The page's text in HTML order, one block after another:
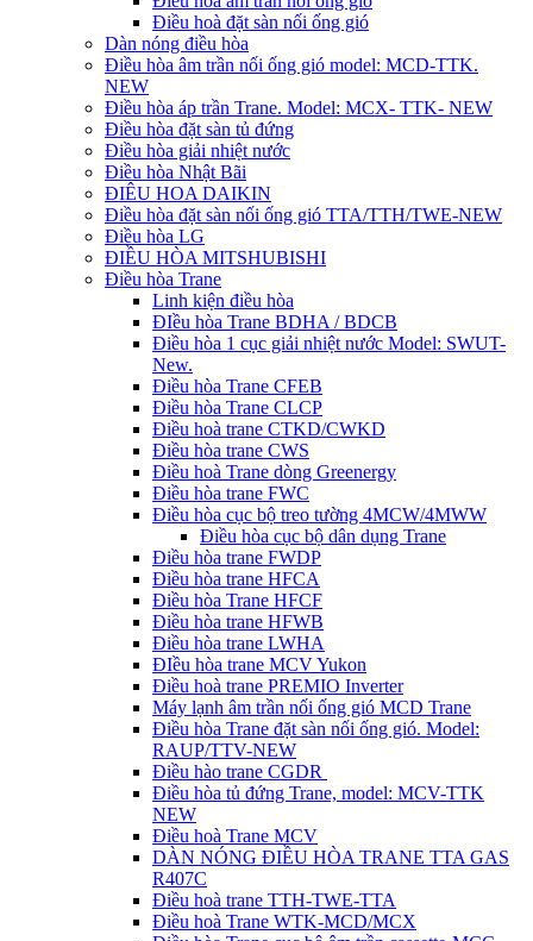
Điều hoà đặt sàn nối ống gió
Dàn nóng điều hòa
Điều hòa âm trần nối ống gió model: MCD-TTK.
NEW
Điều hòa áp trần Trane. Model: MCX- TTK- NEW
Điều hòa đặt sàn tủ đứng
Điều hòa giải nhiệt nước
Điều hòa Nhật Bãi
ĐIÊU HOA DAIKIN
Điều hòa đặt sàn nối ống gió TTA/TTH/TWE-NEW
Điều hòa LG
ĐIỀU HÒA MITSHUBISHI
Điều hòa Trane
Linh kiện điều hòa
ĐIều hòa Trane BDHA / BDCB
Điều hòa 1 cục giải nhiệt nước Model: SWUT-
New.
Điều hòa Trane CFEB
Điều hòa Trane CLCP
Điều hoà trane CTKD/CWKD
Điều hòa trane CWS
Điều hoà Trane dòng Greenergy
Điều hòa trane FWC
Điều hòa cục bộ treo tường 4MCW/4MWW
Điều hòa cục bộ dân dụng Trane
Điều hòa trane FWDP
Điều hòa trane HFCA
Điều hòa Trane HFCF
Điều hòa trane HFWB
Điều hòa trane LWHA
ĐIều hòa trane MCV Yukon
Điều hoà trane PREMIO Inverter
Máy lạnh âm trần nối ống gió MCD Trane
Điều hòa Trane đặt sàn nối ống gió. Model:
RAUP/TTV-NEW
Điều hào trane CGDR
Điều hòa tủ đứng Trane, model: MCV-TTK
NEW
Điều hoà Trane MCV
DÀN NÓNG ĐIỀU HÒA TRANE TTA GAS
R407C
Điều hoà trane TTH-TWE-TTA
Điều hoà Trane WTK-MCD/MCX